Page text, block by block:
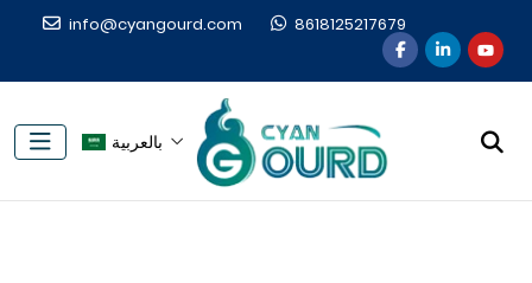
info@cyangourd.com 8618125217679
بالعربية